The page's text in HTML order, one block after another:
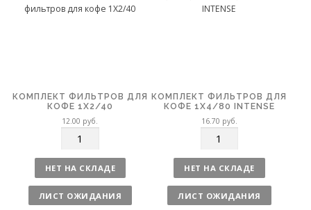
КОМПЛЕКТ ФИЛЬТРОВ ДЛЯ
КОФЕ 1X2/40
12.00 руб.
л
и
ч
е
НЕТ НА СКЛАДЕ
ЛИСТ ОЖИДАНИЯ
КОМПЛЕКТ ФИЛЬТРОВ ДЛЯ
КОФЕ 1X4/80 INTENSE
16.70 руб.
л
и
ч
е
НЕТ НА СКЛАДЕ
ЛИСТ ОЖИДАНИЯ